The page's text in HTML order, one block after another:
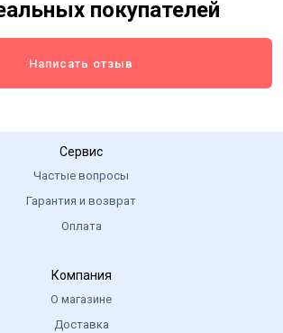
покупателей
Написать отзыв
Сервис
Частые вопросы
Гарантия и возврат
Оплата
Компания
О магазине
Доставка